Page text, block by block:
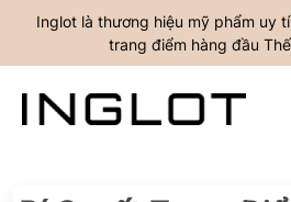
Inglot là thương hiệu mỹ phẩm uy
trang điểm hàng đầu